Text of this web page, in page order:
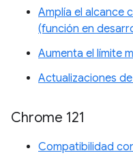
Amplía el alcance
(función en
Aumenta el límite
Actualizaciones
Chrome 121
Compatibilidad